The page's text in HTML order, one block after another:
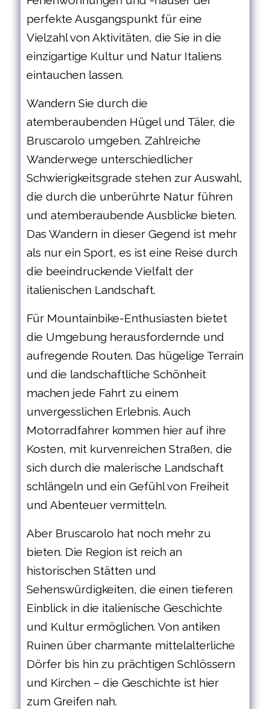
perfekte Ausgangspunkt für eine
Vielzahl von Aktivitäten, die Sie in die
einzigartige Kultur und Natur Italiens
eintauchen lassen.
Wandern Sie durch die
atemberaubenden Hügel und Täler, die
Bruscarolo umgeben. Zahlreiche
Wanderwege unterschiedlicher
Schwierigkeitsgrade stehen zur Auswahl,
die durch die unberührte Natur führen
und atemberaubende Ausblicke bieten.
Das Wandern in dieser Gegend ist mehr
als nur ein Sport, es ist eine Reise durch
die beeindruckende Vielfalt der
italienischen Landschaft.
Für Mountainbike-Enthusiasten bietet
die Umgebung herausfordernde und
aufregende Routen. Das hügelige Terrain
und die landschaftliche Schönheit
machen jede Fahrt zu einem
unvergesslichen Erlebnis. Auch
Motorradfahrer kommen hier auf ihre
Kosten, mit kurvenreichen Straßen, die
sich durch die malerische Landschaft
schlängeln und ein Gefühl von Freiheit
und Abenteuer vermitteln.
Aber Bruscarolo hat noch mehr zu
bieten. Die Region ist reich an
historischen Stätten und
Sehenswürdigkeiten, die einen tieferen
Einblick in die italienische Geschichte
und Kultur ermöglichen. Von antiken
Ruinen über charmante mittelalterliche
Dörfer bis hin zu prächtigen Schlössern
und Kirchen – die Geschichte ist hier
zum Greifen nah.